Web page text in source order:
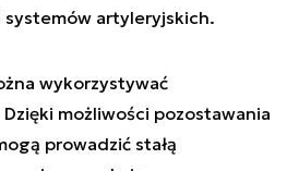
artyleryjskich.
wykorzystywać
możliwości pozostawania
prowadzić stałą